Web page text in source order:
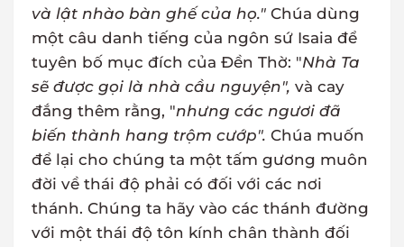
và lật nhào bàn ghế của họ." Chúa dùng
một câu danh tiếng của ngôn sứ Isaia để
tuyên bố mục đích của Đền Thờ: "Nhà Ta
sẽ được gọi là nhà cầu nguyện", và cay
đắng thêm rằng, "nhưng các ngươi đã
biến thành hang trộm cướp". Chúa muốn
để lại cho chúng ta một tấm gương muôn
đời về thái độ phải có đối với các nơi
thánh. Chúng ta hãy vào các thánh đường
với một thái độ tôn kính chân thành đối